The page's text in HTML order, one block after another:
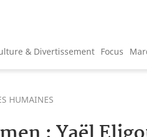
& Divertissement Focus
HUMAINES